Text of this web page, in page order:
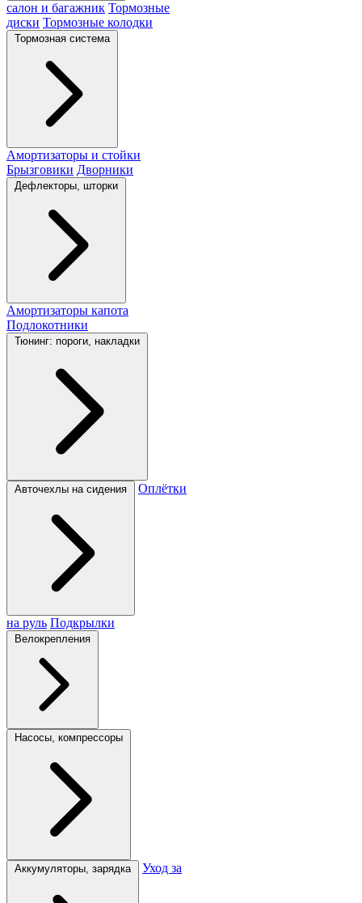
салон и багажник Тормозные
диски Тормозные колодки
Тормозная система
Амортизаторы и стойки
Брызговики Дворники
Дефлекторы, шторки
Амортизаторы капота
Подлокотники
Тюнинг: пороги, накладки
Авточехлы на сидения Оплётки
на руль Подкрылки
Велокрепления
Насосы, компрессоры
Аккумуляторы, зарядка Уход за